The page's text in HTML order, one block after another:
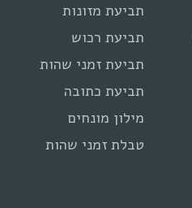
תביעת מזונות
תביעת רכוש
תביעת זמני שהות
תביעת כתובה
מילון מונחים
טבלת זמני שהות